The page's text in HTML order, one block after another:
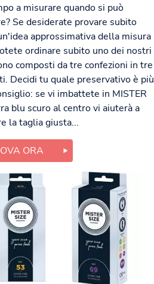
a misurare quando si può
Se desiderate provare subito
approssimativa della misura
ordinare subito uno dei nostri
composti da tre confezioni in tre
Decidi tu quale preservativo è più
se vi imbattete in MISTER
blu scuro al centro vi aiuterà a
la taglia giusta...
ORA